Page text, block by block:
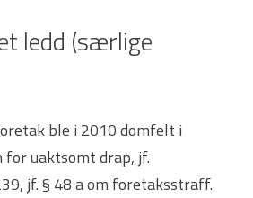
ledd (særlige
ble i 2010 domfelt i
uaktsomt drap, jf.
jf. § 48 a om foretaksstraff.